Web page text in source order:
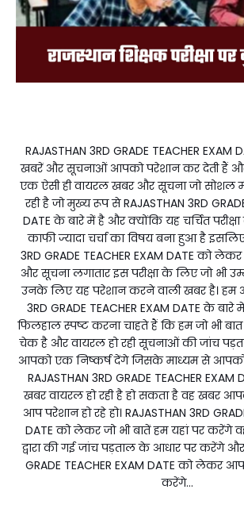
RAJASTHAN 3RD GRADE TEACHER
खबरें और सूचनाओं आपको परेशान कर देती हैं
एक ऐसी ही वायरल खबर और सूचना जो सोशल
रही है जो मुख्य रूप से RAJASTHAN 3RD
DATE के बारे में है और क्योंकि यह चर्चित
काफी ज्यादा चर्चा का विषय बना हुआ है
3RD GRADE TEACHER EXAM DATE को
और सूचना लगातार इस परीक्षा के लिए जो भी
उनके लिए यह परेशान करने वाली खबर है। हम
3RD GRADE TEACHER EXAM DATE के
फिलहाल स्पष्ट करना चाहते हैं कि हम जो भी
चेक है और वायरल हो रही सूचनाओं की जांच
आपको एक निष्कर्ष देंगे जिसके माध्यम से
RAJASTHAN 3RD GRADE TEACHER
खबर वायरल हो रही है हो सकता है वह खबर
आप परेशान हो रहे हो। RAJASTHAN 3RD
DATE को लेकर जो भी बातें हम यहां पर करेंगे
द्वारा की गई जांच पड़ताल के आधार पर करेंगे और
GRADE TEACHER EXAM DATE को लेकर
करेंगे...